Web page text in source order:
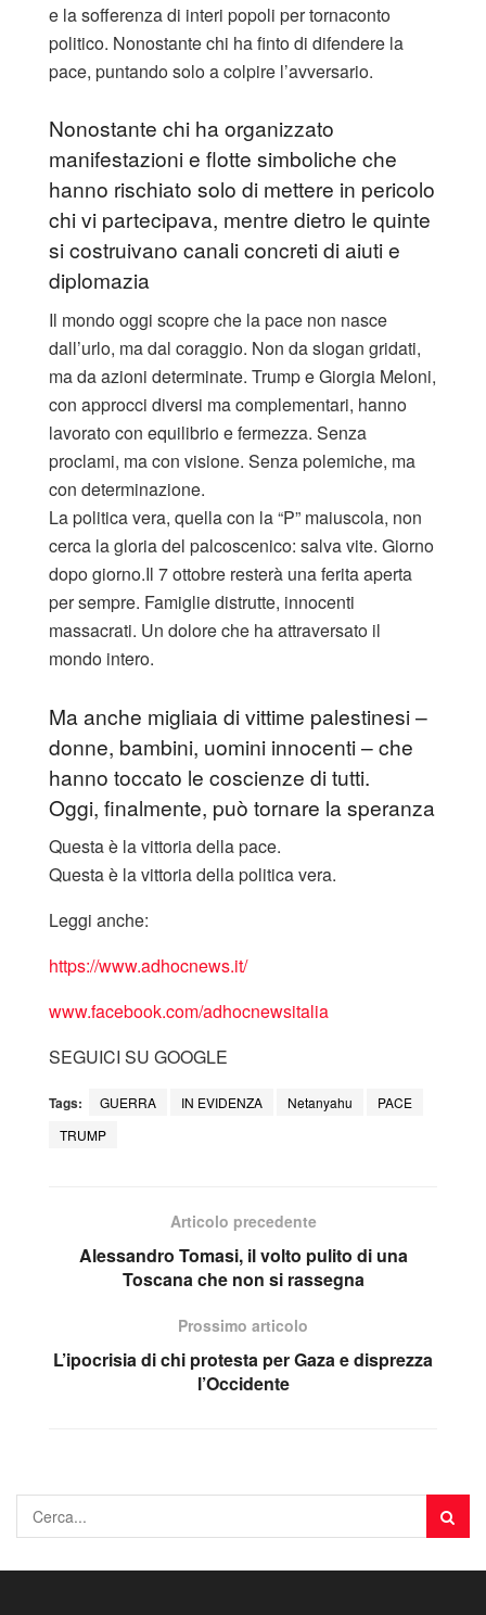
e la sofferenza di interi popoli per tornaconto
politico. Nonostante chi ha finto di difendere la
pace, puntando solo a colpire l’avversario.
Nonostante chi ha organizzato
manifestazioni e flotte simboliche che
hanno rischiato solo di mettere in pericolo
chi vi partecipava, mentre dietro le quinte
si costruivano canali concreti di aiuti e
diplomazia
Il mondo oggi scopre che la pace non nasce
dall’urlo, ma dal coraggio. Non da slogan gridati,
ma da azioni determinate. Trump e Giorgia Meloni,
con approcci diversi ma complementari, hanno
lavorato con equilibrio e fermezza. Senza
proclami, ma con visione. Senza polemiche, ma
con determinazione.
La politica vera, quella con la “P” maiuscola, non
cerca la gloria del palcoscenico: salva vite. Giorno
dopo giorno.Il 7 ottobre resterà una ferita aperta
per sempre. Famiglie distrutte, innocenti
massacrati. Un dolore che ha attraversato il
mondo intero.
Ma anche migliaia di vittime palestinesi –
donne, bambini, uomini innocenti – che
hanno toccato le coscienze di tutti.
Oggi, finalmente, può tornare la speranza
Questa è la vittoria della pace.
Questa è la vittoria della politica vera.
Leggi anche:
https://www.adhocnews.it/
www.facebook.com/adhocnewsitalia
SEGUICI SU GOOGLE
Tags: GUERRA IN EVIDENZA Netanyahu
PACE
TRUMP
Articolo precedente
Alessandro Tomasi, il volto pulito di una
Toscana che non si rassegna
Prossimo articolo
L’ipocrisia di chi protesta per Gaza e disprezza
l’Occidente